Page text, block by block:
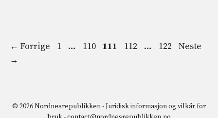
← Forrige Side
1 … Side
110 Side
111 Side
112 … Side
122
Neste
→
© 2026 Nordnesrepublikken -Juridisk informasjon og vilkår for